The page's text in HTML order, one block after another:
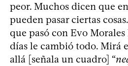
peor. Muchos dicen que
pueden pasar ciertas
que pasó con Evo
días le cambió todo. Mirá
allá [señala un cuadro] “